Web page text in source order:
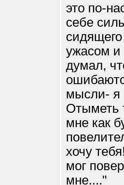
это по-
себе
ужасом и
думал,
мысли- я
Отыметь
мне как
хочу
мог
мне...."